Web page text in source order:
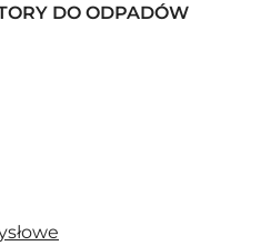
DO ODPADÓW